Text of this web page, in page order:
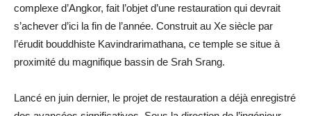
complexe d’Angkor, fait l’objet d’une restauration qui devrait
s’achever d’ici la fin de l’année. Construit au Xe siècle par
l’érudit bouddhiste Kavindrarimathana, ce temple se situe à
proximité du magnifique bassin de Srah Srang.
Lancé en juin dernier, le projet de restauration a déjà enregistré